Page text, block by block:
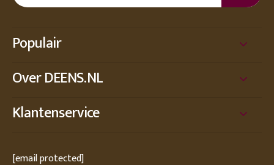
Populair
Over DEENS.NL
Klantenservice
[email protected]